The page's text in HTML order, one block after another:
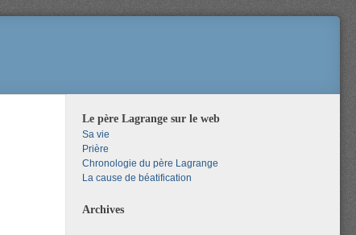
Le père Lagrange sur le web
Sa vie
Prière
Chronologie du père Lagrange
La cause de béatification
Archives